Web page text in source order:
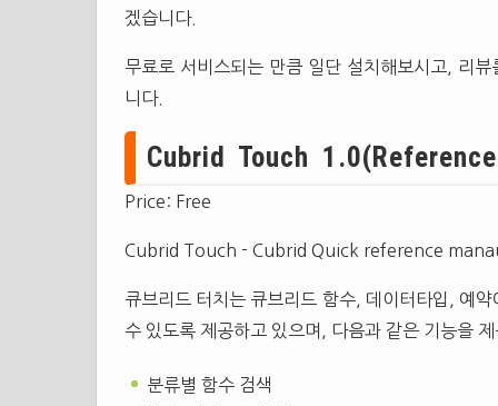
겠습니다.
무료로 서비스되는 만큼 일단 설치해보시고, 리
니다.
Cubrid Touch
Price: Free
Cubrid Touch - Cubrid Quick reference
큐브리드 터치는 큐브리드 함수, 데이터타입, 예
수 있도록 제공하고 있으며, 다음과 같은 기능을
분류별 함수 검색